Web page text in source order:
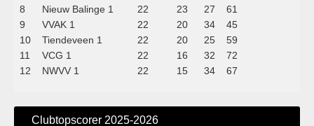
8
Nieuw Balinge 1 22 23 27
61
9
VVAK 1 22 20 34
45
10
Tiendeveen 1 22 20 25
59
11
VCG 1 22 16 32
72
12
NWVV 1 22 15 34 67
Clubtopscorer 2025-2026